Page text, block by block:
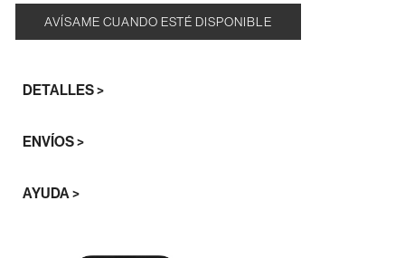
AVÍSAME CUANDO ESTÉ DISPONIBLE
DETALLES >
ENVÍOS >
AYUDA >